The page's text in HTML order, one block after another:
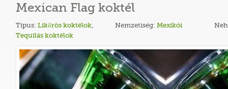
Mexican Flag koktél
Típus: Likőrös koktélok,
Tequilás koktélok
Nemzetiség: Mexikói